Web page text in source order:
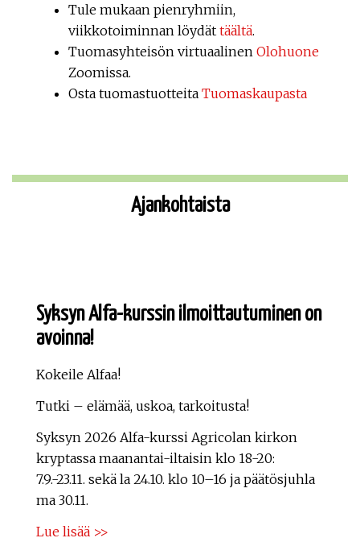
Tule mukaan pienryhmiin,
viikkotoiminnan löydät täältä.
Tuomasyhteisön virtuaalinen Olohuone
Zoomissa.
Osta tuomastuotteita Tuomaskaupasta
Ajankohtaista
Syksyn Alfa-kurssin ilmoittautuminen on
avoinna!
Kokeile Alfaa!
Tutki – elämää, uskoa, tarkoitusta!
Syksyn 2026 Alfa-kurssi Agricolan kirkon
kryptassa maanantai-iltaisin klo 18-20:
7.9.-23.11. sekä la 24.10. klo 10–16 ja päätösjuhla
ma 30.11.
Lue lisää >>